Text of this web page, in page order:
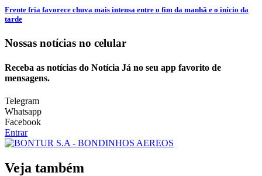
Frente fria favorece chuva mais intensa entre o fim da manhã e o início da
tarde
Nossas notícias no celular
Receba as notícias do Notícia Já no seu app favorito de
mensagens.
Telegram
Whatsapp
Facebook
Entrar
Veja também